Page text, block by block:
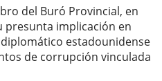
del Buró Provincial, en
presunta implicación en
estadounidense
de corrupción vinculada